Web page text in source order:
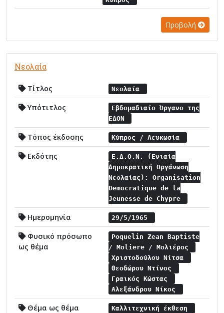
Προβολή
Νεολαία
Τίτλος Νεολαία
Υπότιτλος
Εβδομαδιαίο Όργανο της
ΕΔΟΝ
Τόπος έκδοσης Κύπρος / Λευκωσία
Εκδότης
Ε.Δ.Ο.Ν. (Ενιαία
Δημοκρατική Οργάνωση
Νεολαίας): Organisation
Democratique de la
Jeunesse de Chypre
Ημερομηνία 29/5/1965
Φυσικό πρόσωπο
ως θέμα
Poquelin Zean Baptiste
/ Moliere / Μολιέρος
Χριστοδούλου Νίτσα
Θεοδώρου Ντίνος
Γραικός Κώστας
Αλεξάνδρου Νίκος
Θέμα ως θέμα
Καλλιτεχνική έκθεση